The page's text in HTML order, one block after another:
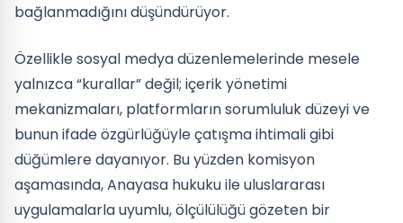
bağlanmadığını düşündürüyor.
Özellikle sosyal medya düzenlemelerinde mesele
yalnızca “kurallar” değil; içerik yönetimi
mekanizmaları, platformların sorumluluk düzeyi ve
bunun ifade özgürlüğüyle çatışma ihtimali gibi
düğümlere dayanıyor. Bu yüzden komisyon
aşamasında, Anayasa hukuku ile uluslararası
uygulamalarla uyumlu, ölçülülüğü gözeten bir